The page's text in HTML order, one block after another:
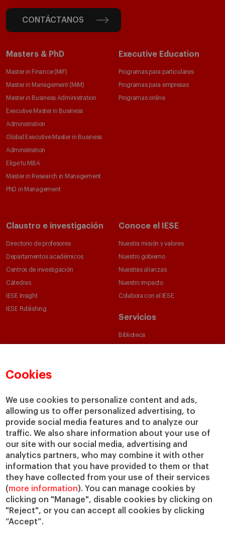
Cookies
We use cookies to personalize content and ads,
allowing us to offer personalized advertising, to
provide social media features and to analyze our
traffic. We also share information about your use of
our site with our social media, advertising and
analytics partners, who may combine it with other
information that you have provided to them or that
they have collected from your use of their services
(more information). You can manage cookies by
clicking on "Manage", disable cookies by clicking on
"Reject", or you can accept all cookies by clicking
“Accept”.
CONTÁCTANOS
Masters & PhD
Master in Finance (MiF)
Master in Management (MiM)
Master in Business Administration
Executive Master in Business
Administration
Global Executive Master in Business
Administration
Elige tu MBA
Master in Research in Management
PhD in Management
Executive Education
Programas para particulares
Programas para empresas
Programas online
Claustro e investigación
Directorio de profesores
Departamentos académicos
Centros de investigación
Cátedras
IESE Insight
IESE Publishing
Conoce el IESE
Nuestra misión y valores
Nuestro gobierno
Nuestras alianzas
Nuestro impacto
Colabora con el IESE
Servicios
Biblioteca
Préstamos y becas
© Copyright, 2026. IESE Business School | University of Navarra
Privacidad Cookies Ciberseguridad